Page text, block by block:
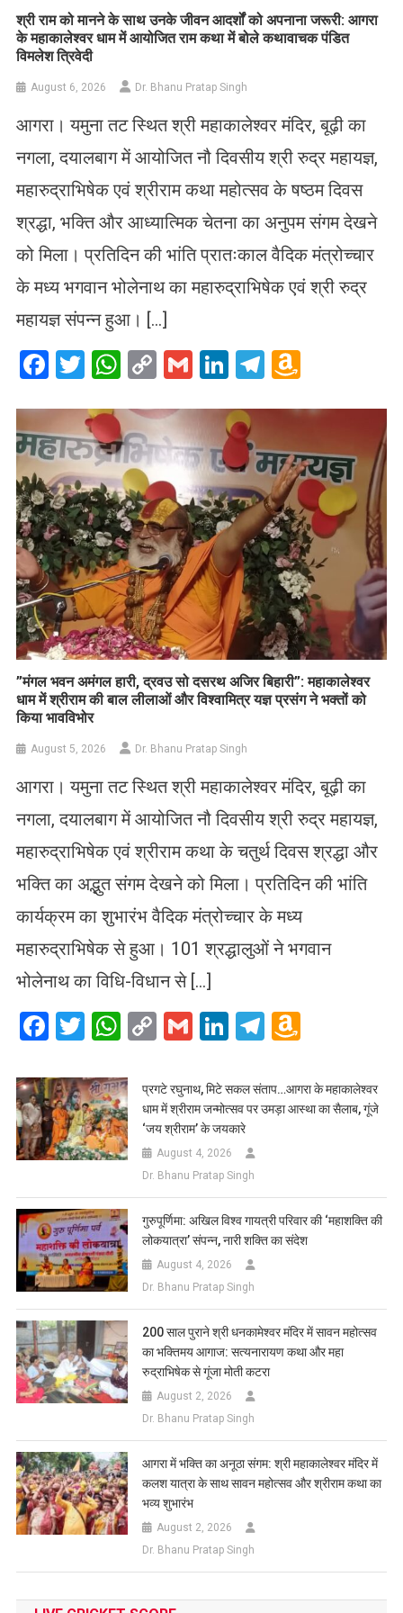
​श्री राम को मानने के साथ उनके जीवन आदर्शों को अपनाना जरूरी: आगरा
के महाकालेश्वर धाम में आयोजित राम कथा में बोले कथावाचक पंडित
विमलेश त्रिवेदी
August 6, 2026 Dr. Bhanu Pratap Singh
आगरा। यमुना तट स्थित श्री महाकालेश्वर मंदिर, बूढ़ी का
नगला, दयालबाग में आयोजित नौ दिवसीय श्री रुद्र महायज्ञ,
महारुद्राभिषेक एवं श्रीराम कथा महोत्सव के षष्ठम दिवस
श्रद्धा, भक्ति और आध्यात्मिक चेतना का अनुपम संगम देखने
को मिला। प्रतिदिन की भांति प्रातःकाल वैदिक मंत्रोच्चार
के मध्य भगवान भोलेनाथ का महारुद्राभिषेक एवं श्री रुद्र
महायज्ञ संपन्न हुआ। […]
Facebook
Twitter
WhatsApp
CopyGmailLinkedIn
Telegram
List
​”मंगल भवन अमंगल हारी, द्रवउ सो दसरथ अजिर बिहारी”: महाकालेश्वर
धाम में श्रीराम की बाल लीलाओं और विश्वामित्र यज्ञ प्रसंग ने भक्तों को
किया भावविभोर
August 5, 2026 Dr. Bhanu Pratap Singh
आगरा। यमुना तट स्थित श्री महाकालेश्वर मंदिर, बूढ़ी का
नगला, दयालबाग में आयोजित नौ दिवसीय श्री रुद्र महायज्ञ,
महारुद्राभिषेक एवं श्रीराम कथा के चतुर्थ दिवस श्रद्धा और
भक्ति का अद्भुत संगम देखने को मिला। प्रतिदिन की भांति
कार्यक्रम का शुभारंभ वैदिक मंत्रोच्चार के मध्य
महारुद्राभिषेक से हुआ। 101 श्रद्धालुओं ने भगवान
भोलेनाथ का विधि-विधान से […]
Facebook
Twitter
WhatsApp
CopyGmailLinkedIn
Telegram
List
प्रगटे रघुनाथ, मिटे सकल संताप…आगरा के महाकालेश्वर
धाम में श्रीराम जन्मोत्सव पर उमड़ा आस्था का सैलाब, गूंजे
‘जय श्रीराम’ के जयकारे
August 4, 2026
Dr. Bhanu Pratap Singh
गुरुपूर्णिमा: अखिल विश्व गायत्री परिवार की ‘महाशक्ति की
लोकयात्रा’ संपन्न, नारी शक्ति का संदेश
August 4, 2026
Dr. Bhanu Pratap Singh
200 साल पुराने श्री धनकामेश्वर मंदिर में सावन महोत्सव
का भक्तिमय आगाज: सत्यनारायण कथा और महा
रुद्राभिषेक से गूंजा मोती कटरा
August 2, 2026
Dr. Bhanu Pratap Singh
आगरा में भक्ति का अनूठा संगम: श्री महाकालेश्वर मंदिर में
कलश यात्रा के साथ सावन महोत्सव और श्रीराम कथा का
भव्य शुभारंभ
August 2, 2026
Dr. Bhanu Pratap Singh